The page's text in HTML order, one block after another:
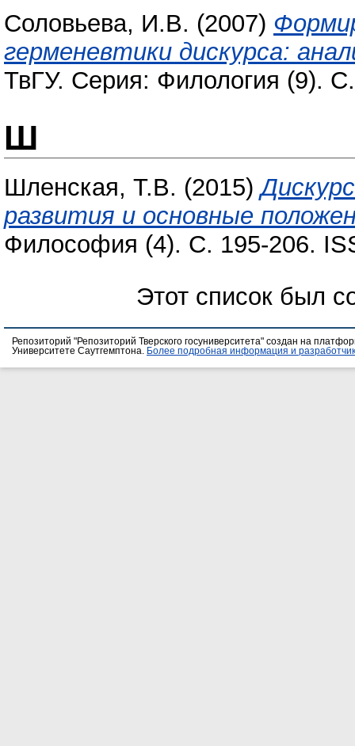
Соловьева, И.В. (2007)
герменевтики дискурса:
ТвГУ. Серия: Филология (9).
Ш
Шленская, Т.В. (2015)
развития и основные
Философия (4). С. 195-206.
Этот список был
Репозиторий "Репозиторий Тверского госуниверситета" создан на
Университете Саутгемптона.
Более подробная информация и